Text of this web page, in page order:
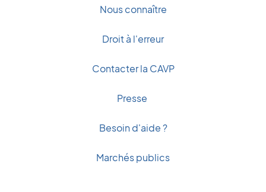
Nous connaître
Droit à l'erreur
Contacter la CAVP
Presse
Besoin d'aide ?
Marchés publics